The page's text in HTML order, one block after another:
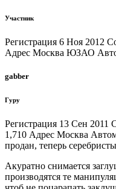
Участник
Регистрация 6 Ноя 2012
Адрес Москва ЮЗАО
gabber
Гуру
Регистрация 13 Сен 2011
1,710 Адрес Москва
продан, теперь
Акуратно снимается
производятся те